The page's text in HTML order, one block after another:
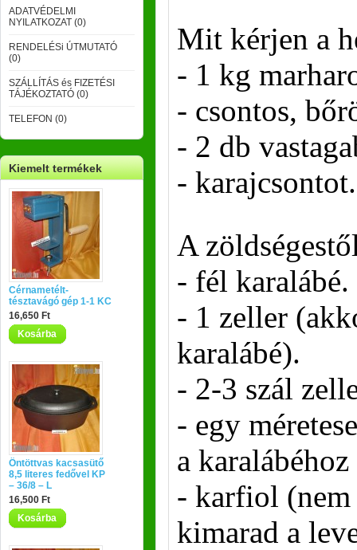
ADATVÉDELMI
NYILATKOZAT (0)
RENDELÉSi ÚTMUTATÓ
(0)
SZÁLLÍTÁS és FIZETÉSI
TÁJÉKOZTATÓ (0)
TELEFON (0)
Kiemelt termékek
Cérnametélt-
tésztavágó gép 1-1 KC
16,650 Ft
Kosárba
Öntöttvas kacsasütő
8,5 literes fedővel KP
– 36/8 – L
16,500 Ft
Kosárba
Mit kérjen a
- 1 kg
- csontos,
- 2 db
- karajcsontot.
A
- fél karalábé.
- 1 zeller
karalábé).
- 2-3 szál
- egy
a
- karfiol
kimarad a